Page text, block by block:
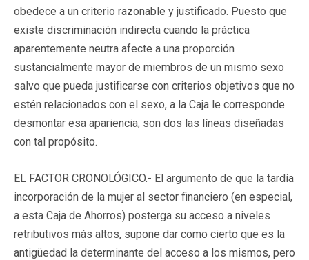
obedece a un criterio razonable y justificado. Puesto que
existe discriminación indirecta cuando la práctica
aparentemente neutra afecte a una proporción
sustancialmente mayor de miembros de un mismo sexo
salvo que pueda justificarse con criterios objetivos que no
estén relacionados con el sexo, a la Caja le corresponde
desmontar esa apariencia; son dos las líneas diseñadas
con tal propósito.
EL FACTOR CRONOLÓGICO.- El argumento de que la tardía
incorporación de la mujer al sector financiero (en especial,
a esta Caja de Ahorros) posterga su acceso a niveles
retributivos más altos, supone dar como cierto que es la
antigüedad la determinante del acceso a los mismos, pero